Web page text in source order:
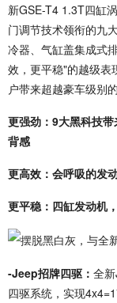
新GSE-T4 1.3T四缸
门调节技术领衔的九
冷器、气缸盖集成式
效，更平稳"的越级表
户带来超越豪车级别
更强劲：9大黑科技
背感
更高效：会呼吸的发
更平稳：四缸发动机
-Jeep招牌四驱： 全
四驱系统，实现